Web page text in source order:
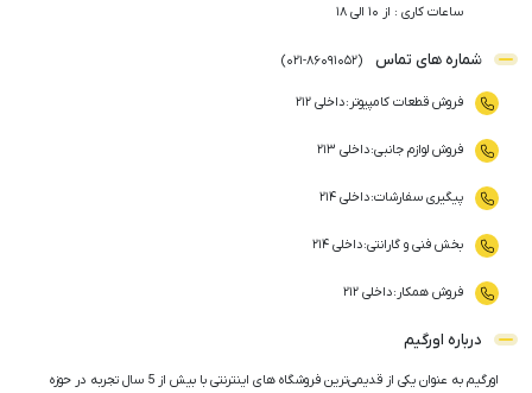
ساعات کاری : از ۱۰ الی ۱۸
شماره های تماس (
021-86091052
)
فروش قطعات کامپیوتر :داخلی ۲۱۲
فروش لوازم جانبی:داخلی ۲۱۳
پیگیری سفارشات:داخلی ۲۱۴
بخش فنی و گارانتی:داخلی ۲۱۴
فروش همکار :داخلی ۲۱۲
درباره اورگیم
اورگیم به عنوان یکی از قدیمی‌ترین فروشگاه های اینترنتی با بیش از 5 سال تجربه در حوزه